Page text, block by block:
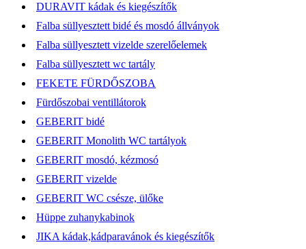
DURAVIT kádak és kiegészítők
Falba süllyesztett bidé és mosdó állványok
Falba süllyesztett vizelde szerelőelemek
Falba süllyesztett wc tartály
FEKETE FÜRDŐSZOBA
Fürdőszobai ventillátorok
GEBERIT bidé
GEBERIT Monolith WC tartályok
GEBERIT mosdó, kézmosó
GEBERIT vizelde
GEBERIT WC csésze, ülőke
Hüppe zuhanykabinok
JIKA kádak,kádparavánok és kiegészítők